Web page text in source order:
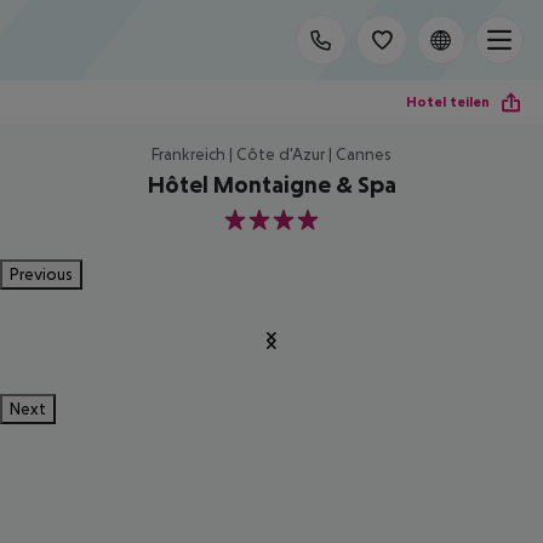
Hotel teilen
Frankreich | Côte d'Azur | Cannes
Hôtel Montaigne & Spa
4
Previous
Next